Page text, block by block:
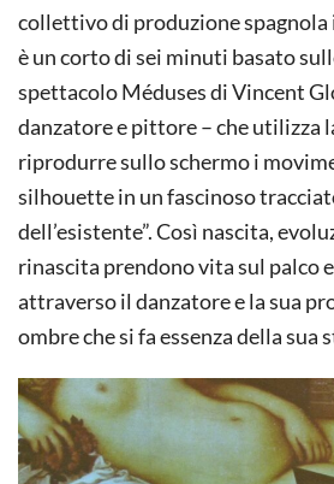
collettivo di produzione
è un corto di sei minuti basato
spettacolo Méduses di Vincent
danzatore e pittore – che utilizza
riprodurre sullo schermo i
silhouette in un fascinoso
dell’esistente”. Così nascita,
rinascita prendono vita sul palco
attraverso il danzatore e la sua
ombre che si fa essenza della sua